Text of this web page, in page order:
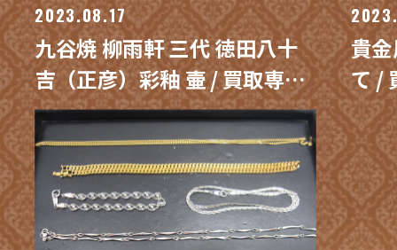
2023.08.17
九谷焼 柳雨軒 三代 徳田八十
吉（正彦）彩釉 壷 / 買取専門
金沢買取プラザ
貴